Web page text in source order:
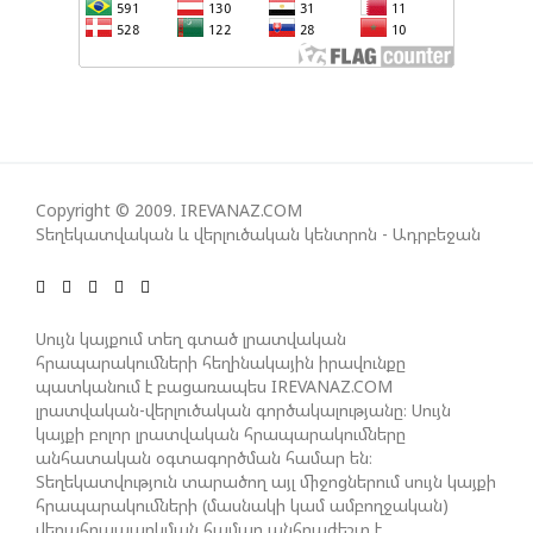
ԻՐԱԿԱՆԱՑՈՒՄԸ
ՄԻԽԵԻԼ ԿԱՎԵԼԱՇՎԻԼԻ. ԱԴՐԲԵՋԱՆԸ, ԹՈՒՐՔԻԱՆ,
ՉԻՆԱՍՏԱՆԸ ԲԱՐՁՐ ԵՆ ԳՆԱՀԱՏՈՒՄ ՎՐԱՍՏԱՆԻ
ՉԵՉԵԼԱՇՎԻԼԻՆ ԱԴՐԲԵՋԱՆ-ԳԵՐՄԱՆԻԱ ԵՐԿԿՈՂՄ
ՌԱԶՄԱՎԱՐԱԿԱՆ ԳՈՐԾԸՆԿԵՐՈՒԹՅԱՆ ՄԱՍԻՆ
ՈՒԿՐԱԻՆԱՅՈՒՄ ԱԴՐԲԵՋԱՆԱԿԱՆ ՍՓՅՈՒՌՔԻ
Copyright © 2009. IREVANAZ.COM
Տեղեկատվական և վերլուծական կենտրոն - Ադրբեջան
Սույն կայքում տեղ գտած լրատվական
հրապարակումների հեղինակային իրավունքը
պատկանում է բացառապես IREVANAZ.COM
լրատվական-վերլուծական գործակալությանը։ Սույն
կայքի բոլոր լրատվական հրապարակումները
անհատական օգտագործման համար են։
Տեղեկատվություն տարածող այլ միջոցներում սույն կայքի
հրապարակումների (մասնակի կամ ամբողջական)